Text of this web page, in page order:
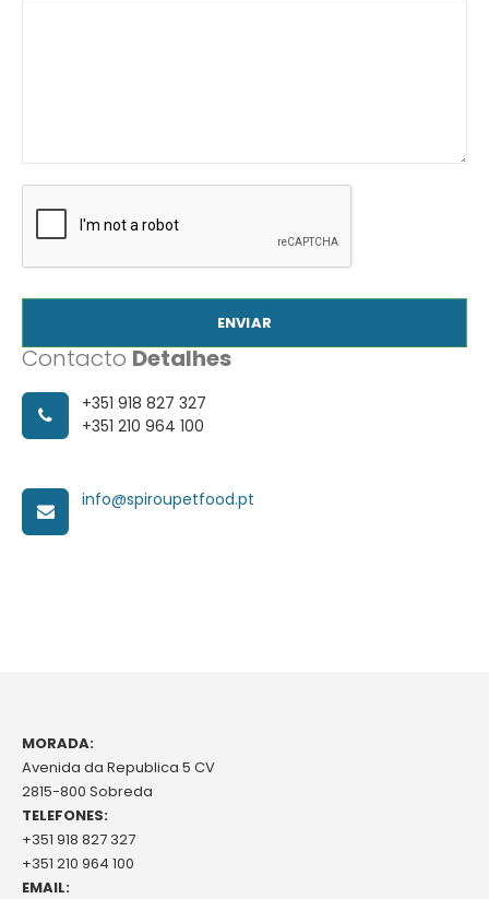
ENVIAR
Contacto Detalhes
+351 918 827 327
+351 210 964 100
info@spiroupetfood.pt
MORADA:
Avenida da Republica 5 CV
2815-800 Sobreda
TELEFONES:
+351 918 827 327
+351 210 964 100
EMAIL: